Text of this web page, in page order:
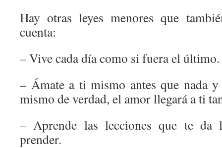
Hay otras leyes menores que
cuenta:
– Vive cada día como si fuera el último.
– Ámate a ti mismo antes que nada
mismo de verdad, el amor llegará a ti
– Aprende las lecciones que te da
prender.